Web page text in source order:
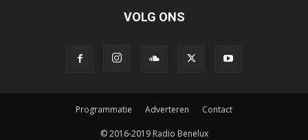
VOLG ONS
Programmatie Adverteren Contact
© 2016-2019 Radio Benelux